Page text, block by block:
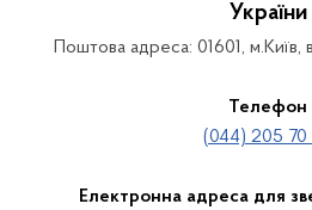
України
Поштова адреса: 01601,
Телефон
(044) 205 70
Електронна адреса для